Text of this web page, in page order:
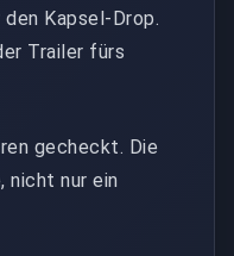
Kapsel-Drop.
Trailer fürs
gecheckt. Die
nicht nur ein